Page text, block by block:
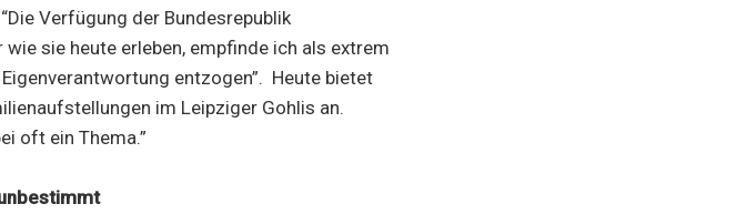
Verfügung der Bundesrepublik
sie heute erleben, empfinde ich als extrem
entzogen”. Heute bietet
im Leipziger Gohlis an.
oft ein Thema.”